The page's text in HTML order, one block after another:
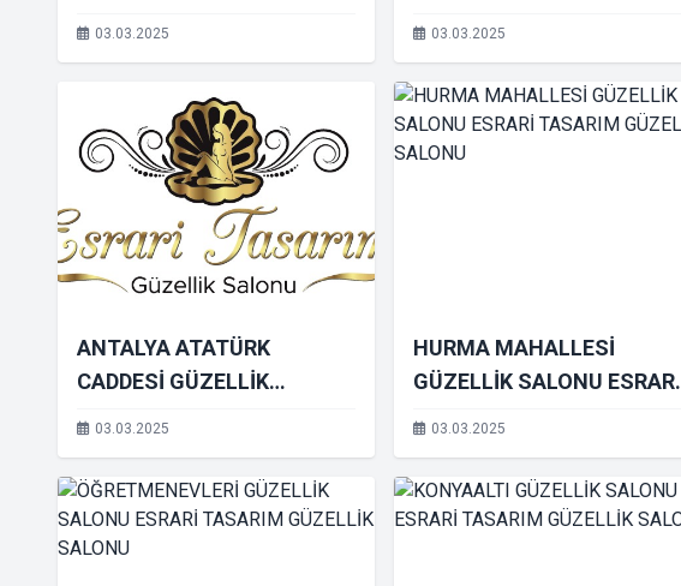
TASARIM GÜZELLİK
03.03.2025
GÜZELLİK SALONU
03.03.2025
ANTALYA ATATÜRK
CADDESİ GÜZELLİK
SALONU ESRARİ TASARIM
03.03.2025
HURMA MAHALLESİ
GÜZELLİK SALONU ESRARİ
TASARIM GÜZELLİK
03.03.2025